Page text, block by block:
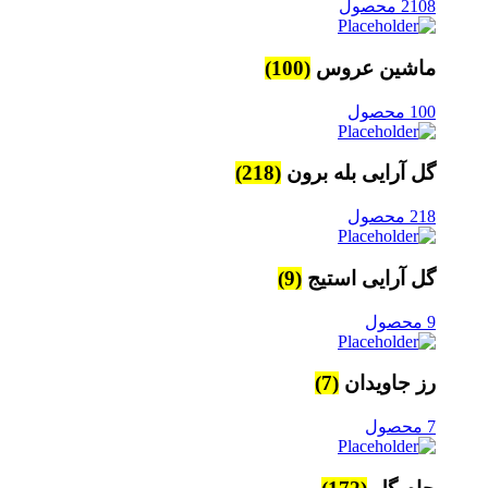
2108 محصول
ماشین عروس (100)
100 محصول
گل آرایی بله برون (218)
218 محصول
گل آرایی استیج (9)
9 محصول
رز جاویدان (7)
7 محصول